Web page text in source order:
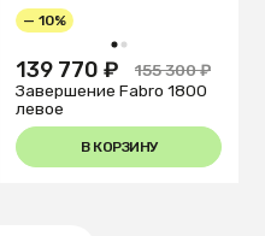
1 2
— 10%
139 770 ₽
155 300 ₽
Завершение Fabro 1800
левое
В КОРЗИНУ